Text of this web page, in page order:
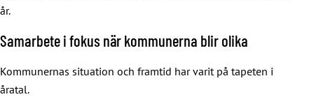
år.
Samarbete i fokus när kommunerna blir olika
Kommunernas situation och framtid har varit på tapeten i
åratal.